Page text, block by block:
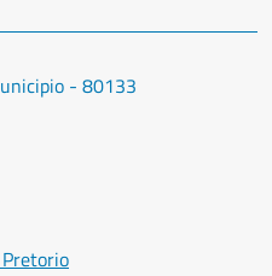
- 80133